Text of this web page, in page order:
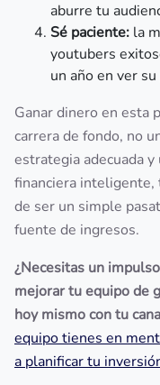
aburre tu
Sé paciente: la
youtubers
un año en ver
Ganar dinero en esta
carrera de fondo, no
estrategia adecuada y
financiera inteligente,
de ser un simple
fuente de ingresos.
¿Necesitas un
mejorar tu equipo de
hoy mismo con tu
equipo tienes en
a planificar tu